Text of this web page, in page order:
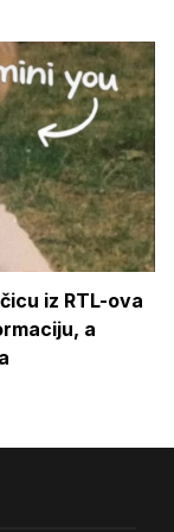
iz RTL-ova
a